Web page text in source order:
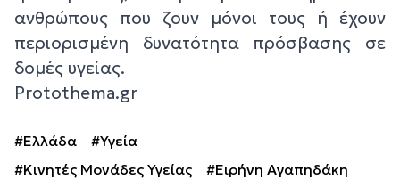
ανθρώπους που ζουν μόνοι τους ή έχουν
περιορισμένη δυνατότητα πρόσβασης σε
δομές υγείας.
Protothema.gr
#Ελλάδα
#Υγεία
#Κινητές Μονάδες Υγείας
#Ειρήνη Αγαπηδάκη